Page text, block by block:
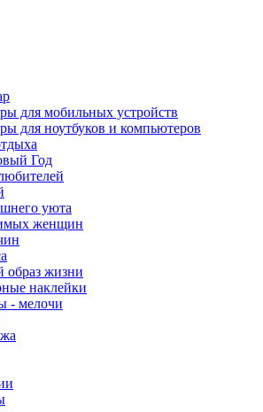
для мобильных устройств
для ноутбуков и компьютеров
Год
уюта
женщин
образ жизни
наклейки
- мелочи